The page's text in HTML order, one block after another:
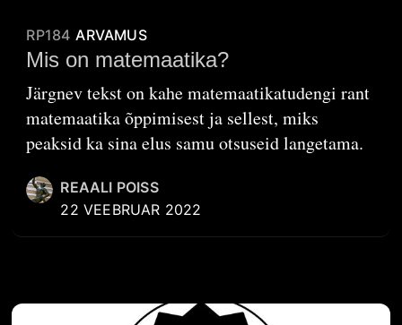
RP184 ARVAMUS
Mis on matemaatika?
Järgnev tekst on kahe matemaatikatudengi rant
matemaatika õppimisest ja sellest, miks
peaksid ka sina elus samu otsuseid langetama.
REAALI POISS
22 VEEBRUAR 2022